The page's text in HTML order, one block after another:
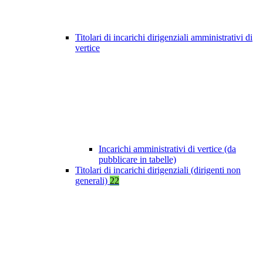
Titolari di incarichi dirigenziali amministrativi di
vertice
Incarichi amministrativi di vertice (da
pubblicare in tabelle)
Titolari di incarichi dirigenziali (dirigenti non
generali) 22